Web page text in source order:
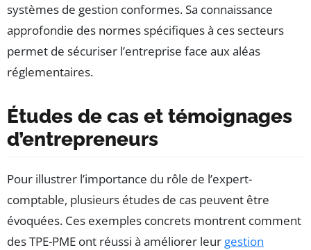
systèmes de gestion conformes. Sa connaissance
approfondie des normes spécifiques à ces secteurs
permet de sécuriser l’entreprise face aux aléas
réglementaires.
Études de cas et témoignages
d’entrepreneurs
Pour illustrer l’importance du rôle de l’expert-
comptable, plusieurs études de cas peuvent être
évoquées. Ces exemples concrets montrent comment
des TPE-PME ont réussi à améliorer leur gestion